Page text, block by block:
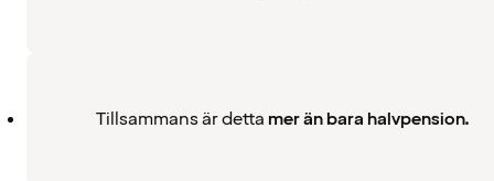
Tillsammans är detta mer än bara halvpension.